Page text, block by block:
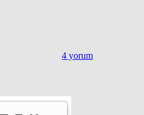
4 yorum